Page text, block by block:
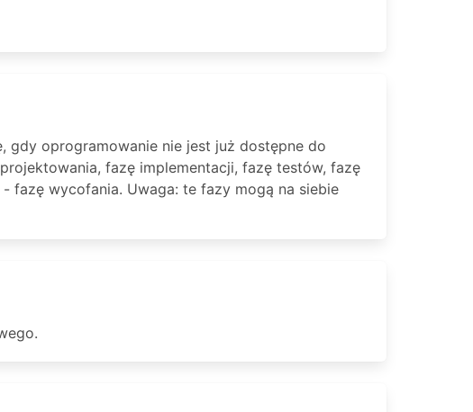
gdy oprogramowanie nie jest już dostępne do
fazę implementacji, fazę testów, fazę
fazę wycofania. Uwaga: te fazy mogą na siebie